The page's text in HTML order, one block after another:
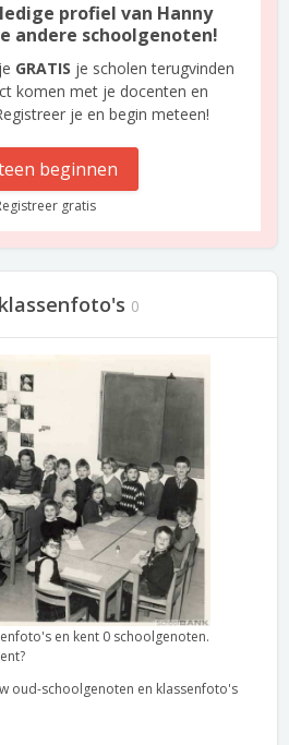
profiel van Hanny
andere schoolgenoten!
GRATIS je scholen terugvinden
komen met je docenten en
je en begin meteen!
beginnen
gratis
0
en kent 0 schoolgenoten.
oud-schoolgenoten en klassenfoto's